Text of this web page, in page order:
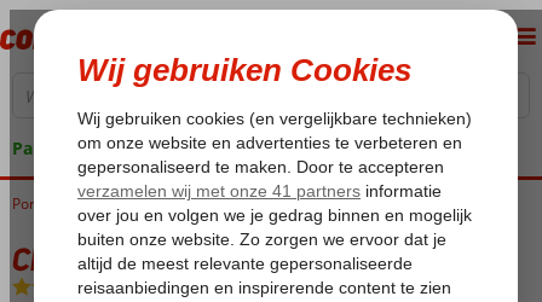
Pakketgarantie
Home
Portugal Algarve Albufeira Cheerfulway Balaia Plaza
Cheerfulway Balaia Plaza
Logies-Appartement